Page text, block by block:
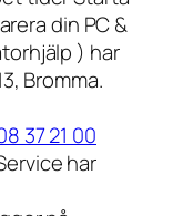
din PC &
) har
Bromma.
37 21 00
har